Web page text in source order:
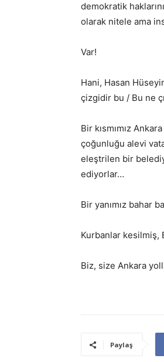
demokratik
olarak nitele ama
Var!
Hani, Hasan
çizgidir bu / Bu ne
Bir kısmımız
çoğunluğu alevi
eleştrilen bir
ediyorlar…
Bir yanımız bahar
Kurbanlar kesilmiş,
Biz, size Ankara
Paylaş